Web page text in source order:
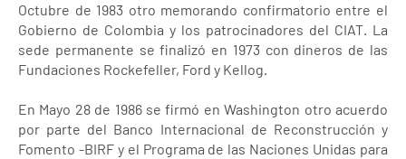
Octubre de 1983 otro memorando confirmatorio entre el
Gobierno de Colombia y los patrocinadores del CIAT. La
sede permanente se finalizó en 1973 con dineros de las
Fundaciones Rockefeller, Ford y Kellog.
En Mayo 28 de 1986 se firmó en Washington otro acuerdo
por parte del Banco Internacional de Reconstrucción y
Fomento -BIRF y el Programa de las Naciones Unidas para